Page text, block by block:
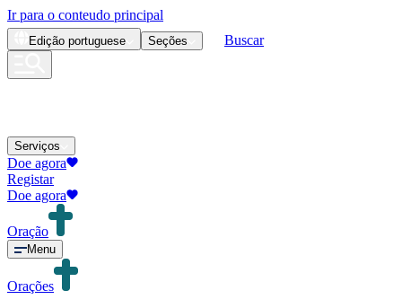
Ir para o conteudo principal
Edição portuguese Seções Buscar
Serviços
Doe agora
Registar
Doe agora
Oração
Menu
Orações